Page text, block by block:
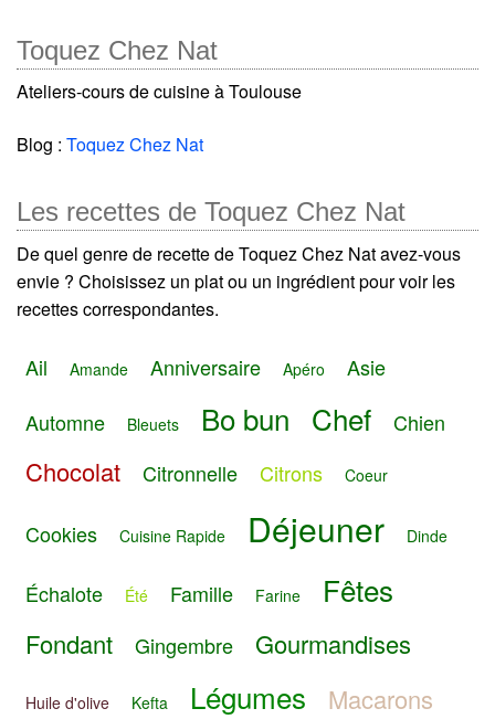
Toquez Chez Nat
Ateliers-cours de cuisine à Toulouse
Blog : Toquez Chez Nat
Les recettes de Toquez Chez Nat
De quel genre de recette de Toquez Chez Nat avez-vous
envie ? Choisissez un plat ou un ingrédient pour voir les
recettes correspondantes.
Ail Amande Anniversaire Apéro
Asie
Automne
Bleuets Bo bun Chef Chien
Chocolat Citronnelle Citrons Coeur
Cookies Cuisine Rapide Déjeuner Dinde
Échalote Été Famille Farine Fêtes
Fondant Gingembre Gourmandises
Huile d'olive Kefta Légumes Macarons